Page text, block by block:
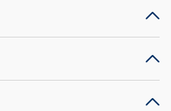
am
der Bahnstraße in